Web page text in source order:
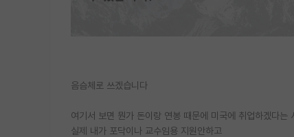
음슴체로 쓰겠습니다
여기서 보면 뭔가 돈이랑 연봉 때문에 미국에 취업하겠다는
실제 내가 포닥이나 교수임용 지원안하고